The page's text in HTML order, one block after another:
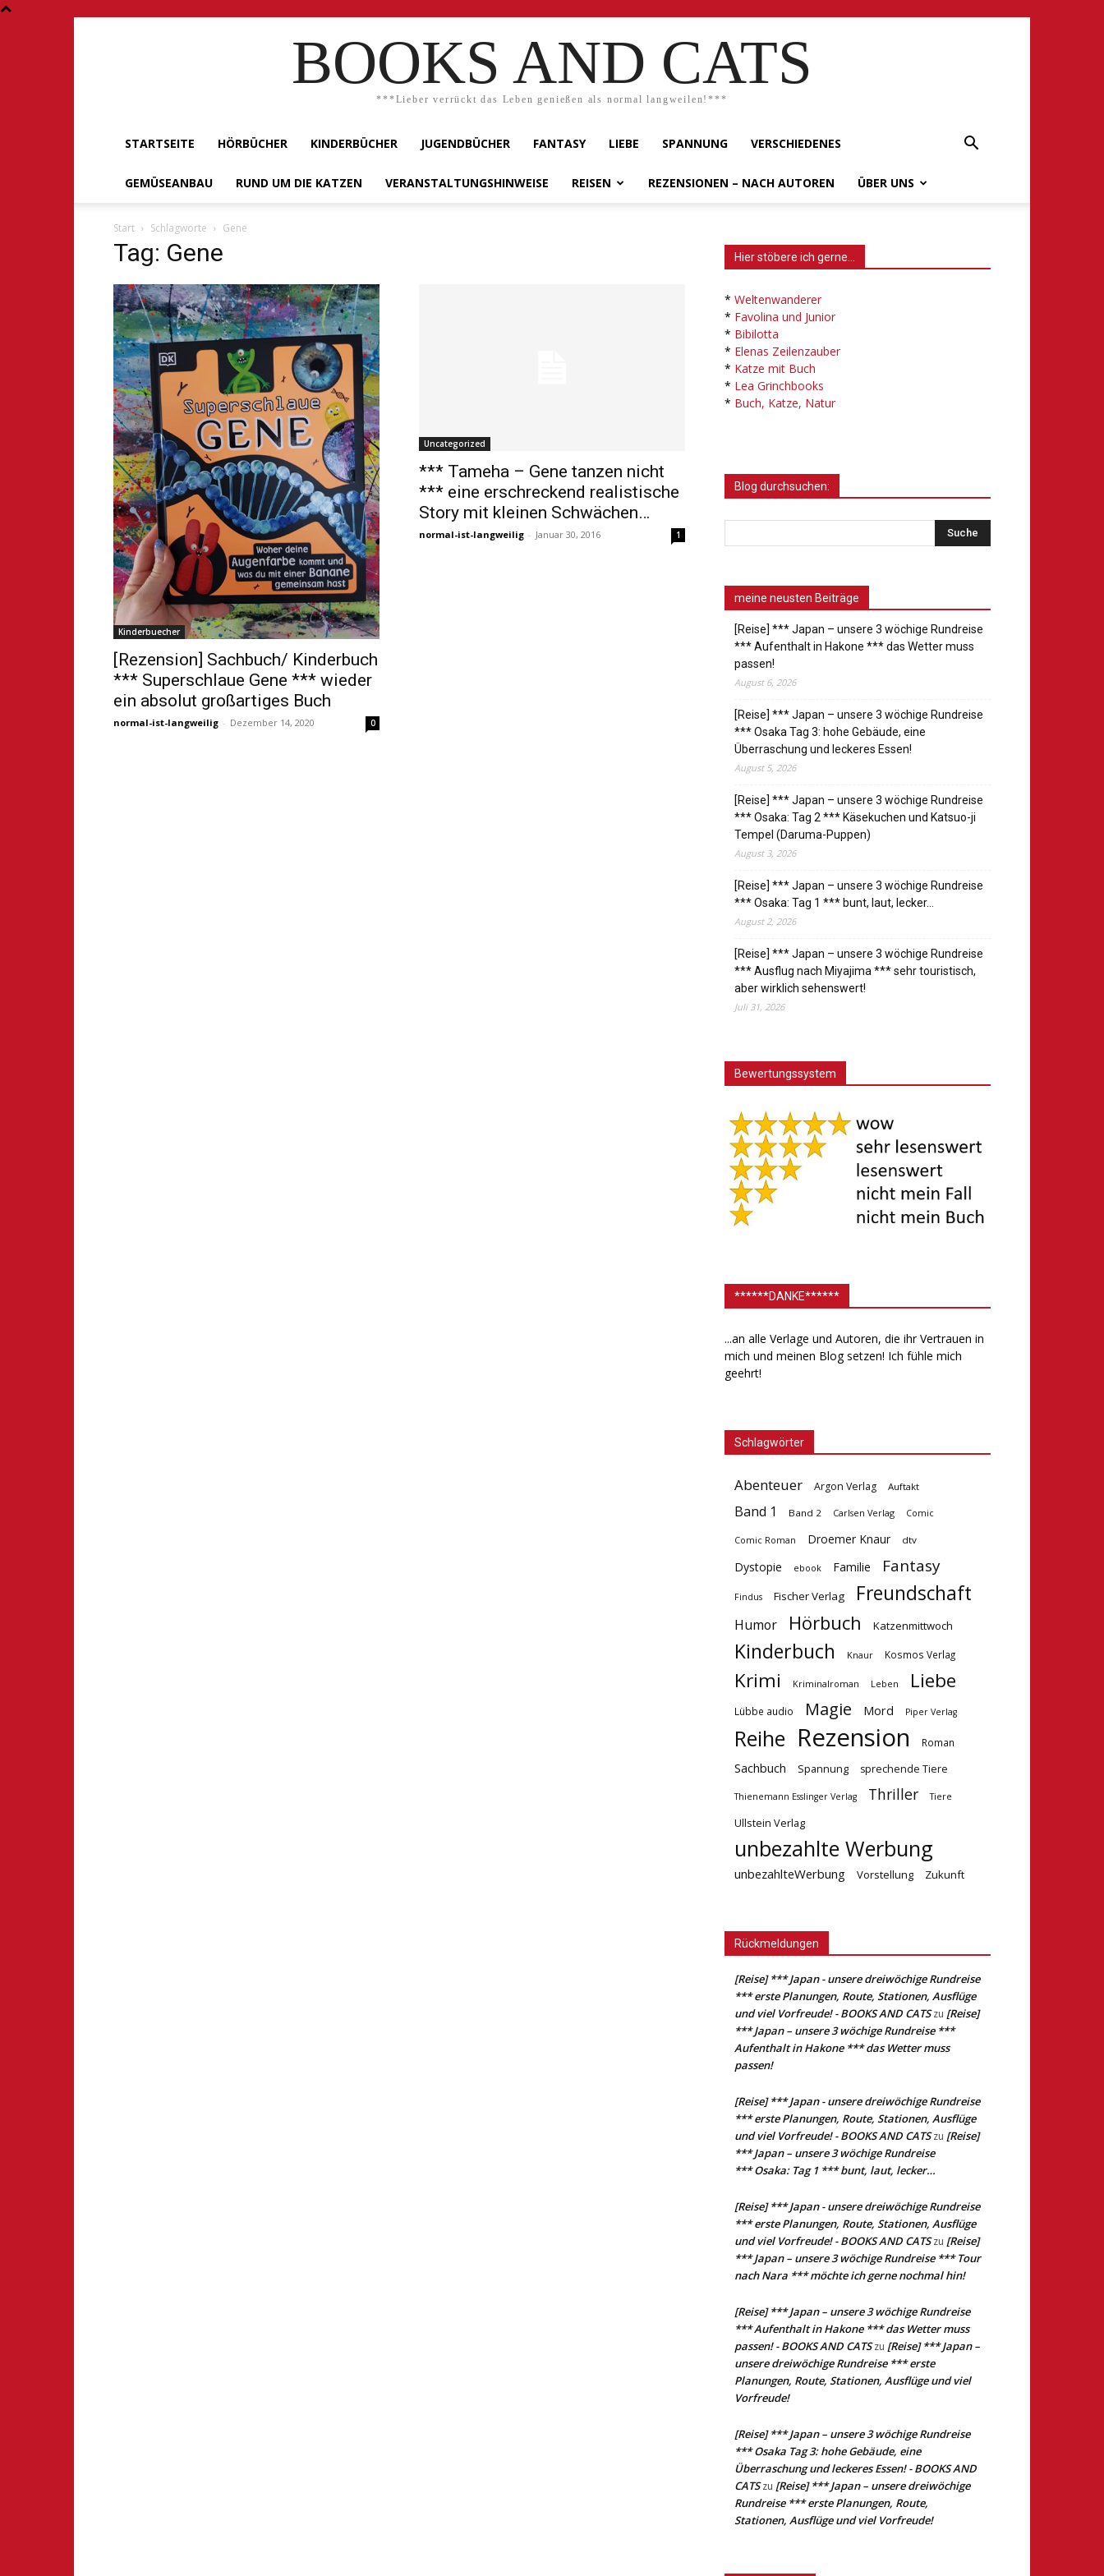
BOOKS AND CATS
***Lieber verrückt das Leben genießen als normal langweilen!***
STARTSEITE HÖRBÜCHER KINDERBÜCHER JUGENDBÜCHER FANTASY LIEBE SPANNUNG VERSCHIEDENES
GEMÜSEANBAU RUND UM DIE KATZEN VERANSTALTUNGSHINWEISE REISEN REZENSIONEN – NACH AUTOREN ÜBER UNS
Start Schlagworte Gene
Tag: Gene
Kinderbuecher
[Rezension] Sachbuch/ Kinderbuch
*** Superschlaue Gene *** wieder
ein absolut großartiges Buch
normal-ist-langweilig - Dezember 14, 2020 0
Uncategorized
*** Tameha – Gene tanzen nicht
*** eine erschreckend realistische
Story mit kleinen Schwächen…
normal-ist-langweilig - Januar 30, 2016 1
Hier stöbere ich gerne…
* Weltenwanderer
* Favolina und Junior
* Bibilotta
* Elenas Zeilenzauber
* Katze mit Buch
* Lea Grinchbooks
* Buch, Katze, Natur
Blog durchsuchen:
meine neusten Beiträge
[Reise] *** Japan – unsere 3 wöchige Rundreise
*** Aufenthalt in Hakone *** das Wetter muss
passen!
August 6, 2026
[Reise] *** Japan – unsere 3 wöchige Rundreise
*** Osaka Tag 3: hohe Gebäude, eine
Überraschung und leckeres Essen!
August 5, 2026
[Reise] *** Japan – unsere 3 wöchige Rundreise
*** Osaka: Tag 2 *** Käsekuchen und Katsuo-ji
Tempel (Daruma-Puppen)
August 3, 2026
[Reise] *** Japan – unsere 3 wöchige Rundreise
*** Osaka: Tag 1 *** bunt, laut, lecker…
August 2, 2026
[Reise] *** Japan – unsere 3 wöchige Rundreise
*** Ausflug nach Miyajima *** sehr touristisch,
aber wirklich sehenswert!
Juli 31, 2026
Bewertungssystem
******DANKE******
...an alle Verlage und Autoren, die ihr Vertrauen in
mich und meinen Blog setzen! Ich fühle mich
geehrt!
Schlagwörter
Abenteuer Argon Verlag Auftakt
Band 1 Band 2 Carlsen Verlag Comic
Comic Roman Droemer Knaur dtv
Dystopie ebook Familie Fantasy
Findus Fischer Verlag Freundschaft
Humor Hörbuch Katzenmittwoch
Kinderbuch Knaur Kosmos Verlag
Krimi Kriminalroman Leben Liebe
Lübbe audio Magie Mord Piper Verlag
Reihe Rezension Roman
Sachbuch Spannung sprechende Tiere
Thienemann Esslinger Verlag Thriller Tiere
Ullstein Verlag
unbezahlte Werbung
unbezahlteWerbung Vorstellung Zukunft
Rückmeldungen
[Reise] *** Japan - unsere dreiwöchige Rundreise
*** erste Planungen, Route, Stationen, Ausflüge
und viel Vorfreude! - BOOKS AND CATSzu [Reise]
*** Japan – unsere 3 wöchige Rundreise ***
Aufenthalt in Hakone *** das Wetter muss
passen!
[Reise] *** Japan - unsere dreiwöchige Rundreise
*** erste Planungen, Route, Stationen, Ausflüge
und viel Vorfreude! - BOOKS AND CATSzu [Reise]
*** Japan – unsere 3 wöchige Rundreise
*** Osaka: Tag 1 *** bunt, laut, lecker…
[Reise] *** Japan - unsere dreiwöchige Rundreise
*** erste Planungen, Route, Stationen, Ausflüge
und viel Vorfreude! - BOOKS AND CATSzu [Reise]
*** Japan – unsere 3 wöchige Rundreise *** Tour
nach Nara *** möchte ich gerne nochmal hin!
[Reise] *** Japan – unsere 3 wöchige Rundreise
*** Aufenthalt in Hakone *** das Wetter muss
passen! - BOOKS AND CATSzu [Reise] *** Japan –
unsere dreiwöchige Rundreise *** erste
Planungen, Route, Stationen, Ausflüge und viel
Vorfreude!
[Reise] *** Japan – unsere 3 wöchige Rundreise
*** Osaka Tag 3: hohe Gebäude, eine
Überraschung und leckeres Essen! - BOOKS AND
CATSzu [Reise] *** Japan – unsere dreiwöchige
Rundreise *** erste Planungen, Route,
Stationen, Ausflüge und viel Vorfreude!